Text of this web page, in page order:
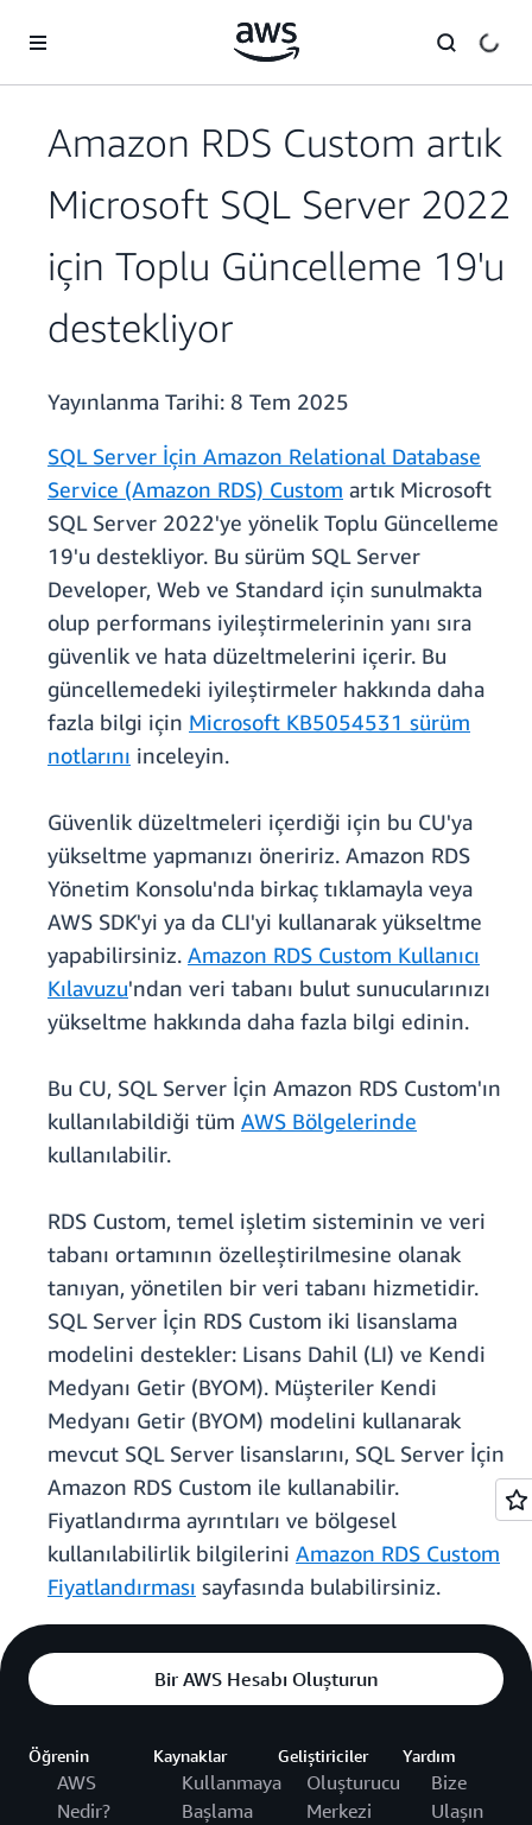
Amazon RDS Custom artık
Microsoft SQL Server 2022
için Toplu Güncelleme 19'u
destekliyor
Yayınlanma Tarihi: 8 Tem 2025
SQL Server İçin Amazon Relational Database
Service (Amazon RDS) Custom artık Microsoft
SQL Server 2022'ye yönelik Toplu Güncelleme
19'u destekliyor. Bu sürüm SQL Server
Developer, Web ve Standard için sunulmakta
olup performans iyileştirmelerinin yanı sıra
güvenlik ve hata düzeltmelerini içerir. Bu
güncellemedeki iyileştirmeler hakkında daha
fazla bilgi için Microsoft KB5054531 sürüm
notlarını inceleyin.
Güvenlik düzeltmeleri içerdiği için bu CU'ya
yükseltme yapmanızı öneririz. Amazon RDS
Yönetim Konsolu'nda birkaç tıklamayla veya
AWS SDK'yi ya da CLI'yi kullanarak yükseltme
yapabilirsiniz. Amazon RDS Custom Kullanıcı
Kılavuzu'ndan veri tabanı bulut sunucularınızı
yükseltme hakkında daha fazla bilgi edinin.
Bu CU, SQL Server İçin Amazon RDS Custom'ın
kullanılabildiği tüm AWS Bölgelerinde
kullanılabilir.
RDS Custom, temel işletim sisteminin ve veri
tabanı ortamının özelleştirilmesine olanak
tanıyan, yönetilen bir veri tabanı hizmetidir.
SQL Server İçin RDS Custom iki lisanslama
modelini destekler: Lisans Dahil (LI) ve Kendi
Medyanı Getir (BYOM). Müşteriler Kendi
Medyanı Getir (BYOM) modelini kullanarak
mevcut SQL Server lisanslarını, SQL Server İçin
Amazon RDS Custom ile kullanabilir.
Fiyatlandırma ayrıntıları ve bölgesel
kullanılabilirlik bilgilerini Amazon RDS Custom
Fiyatlandırması sayfasında bulabilirsiniz.
Bir AWS Hesabı Oluşturun
Öğrenin
AWS
Nedir?
Kaynaklar
Kullanmaya
Başlama
Geliştiriciler
Oluşturucu
Merkezi
Yardım
Bize
Ulaşın